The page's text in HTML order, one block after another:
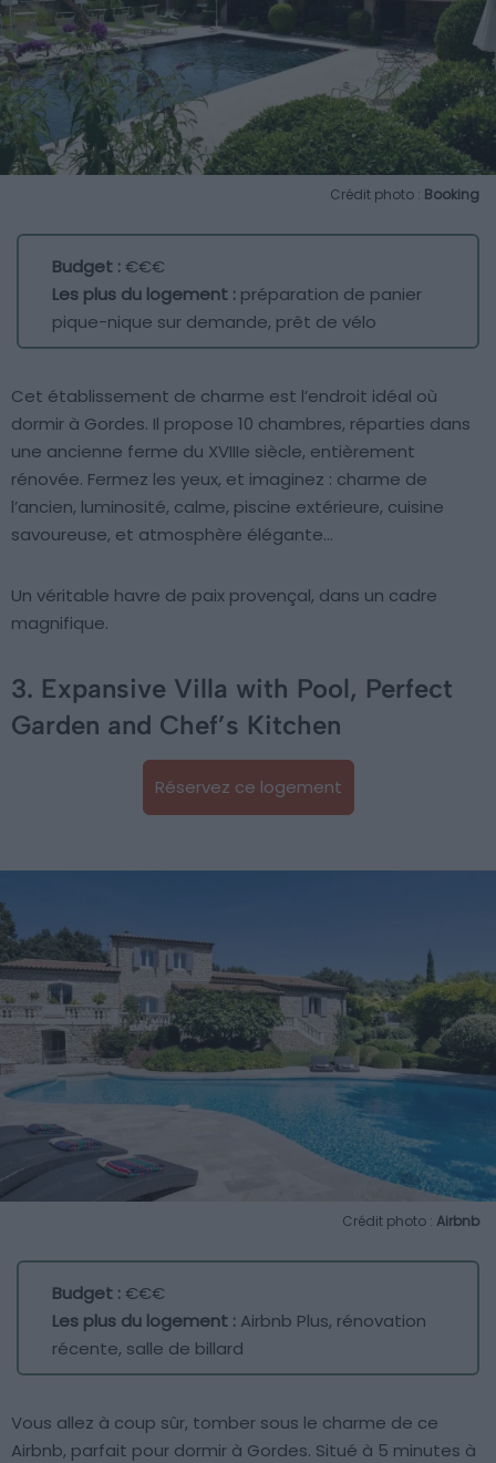
Crédit photo : Booking
Budget :€€€
Les plus du logement : préparation de panier
pique-nique sur demande, prêt de vélo
Cet établissement de charme est l’endroit idéal où
dormir à Gordes. Il propose 10 chambres, réparties dans
une ancienne ferme du XVIIIe siècle, entièrement
rénovée. Fermez les yeux, et imaginez : charme de
l’ancien, luminosité, calme, piscine extérieure, cuisine
savoureuse, et atmosphère élégante…
Un véritable havre de paix provençal, dans un cadre
magnifique.
3. Expansive Villa with Pool, Perfect
Garden and Chef’s Kitchen
Réservez ce logement
Crédit photo : Airbnb
Budget :€€€
Les plus du logement : Airbnb Plus, rénovation
récente, salle de billard
Vous allez à coup sûr, tomber sous le charme de ce
Airbnb, parfait pour dormir à Gordes. Situé à 5 minutes à